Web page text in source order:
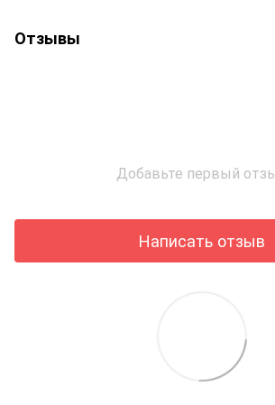
Отзывы
Добавьте первый
Написать отзыв